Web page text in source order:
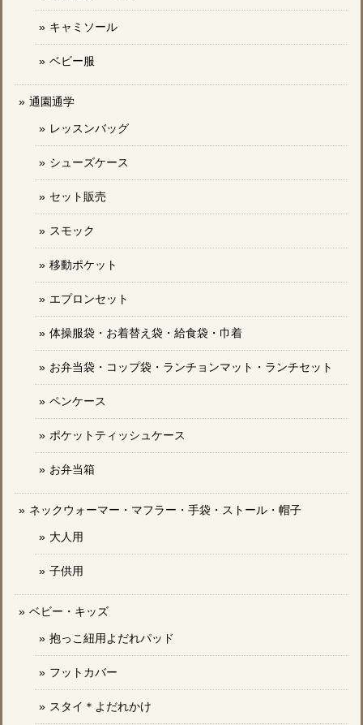
キャミソール
ベビー服
通園通学
レッスンバッグ
シューズケース
セット販売
スモック
移動ポケット
エプロンセット
体操服袋・お着替え袋・給食袋・巾着
お弁当袋・コップ袋・ランチョンマット・ランチセット
ペンケース
ポケットティッシュケース
お弁当箱
ネックウォーマー・マフラー・手袋・ストール・帽子
大人用
子供用
ベビー・キッズ
抱っこ紐用よだれパッド
フットカバー
スタイ＊よだれかけ